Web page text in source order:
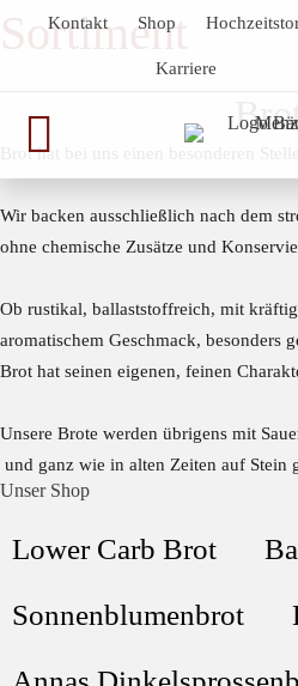
Kontakt Shop
Karriere
Sortiment
Genussmomente
Brot hat bei uns einen besonderen
Wir backen ausschließlich nach dem
ohne chemische Zusätze und
Ob rustikal, ballaststoffreich, mit
aromatischem Geschmack, besonders
Brot hat seinen eigenen, feinen
Unsere Brote werden übrigens mit
und ganz wie in alten Zeiten auf Stein
Unser Shop
Lower Carb Brot
Sonnenblumenbrot